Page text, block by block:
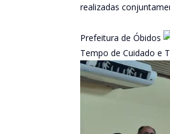
realizadas
Prefeitura de Óbidos
Tempo de Cuidado e